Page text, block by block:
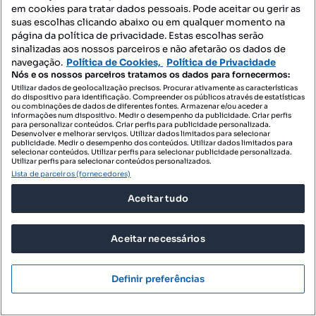
Tipologia
T0
Preço por metro quadrado
64.18 m²
Andar 8 andar
Condelix
Profissional
5581,40 €/m²
em cookies para tratar dados pessoais. Pode aceitar ou gerir as
suas escolhas clicando abaixo ou em qualquer momento na
página da política de privacidade. Estas escolhas serão
sinalizadas aos nossos parceiros e não afetarão os dados de
navegação. Política de Cookies, Política de Privacidade
Nós e os nossos parceiros tratamos os dados para fornecermos:
Utilizar dados de geolocalização precisos. Procurar ativamente as características
do dispositivo para identificação. Compreender os públicos através de estatísticas
ou combinações de dados de diferentes fontes. Armazenar e/ou aceder a
informações num dispositivo. Medir o desempenho da publicidade. Criar perfis
para personalizar conteúdos. Criar perfis para publicidade personalizada.
Desenvolver e melhorar serviços. Utilizar dados limitados para selecionar
publicidade. Medir o desempenho dos conteúdos. Utilizar dados limitados para
selecionar conteúdos. Utilizar perfis para selecionar publicidade personalizada.
Utilizar perfis para selecionar conteúdos personalizados.
Lista de parceiros (fornecedores)
Aceitar tudo
Aceitar necessários
Definir preferências